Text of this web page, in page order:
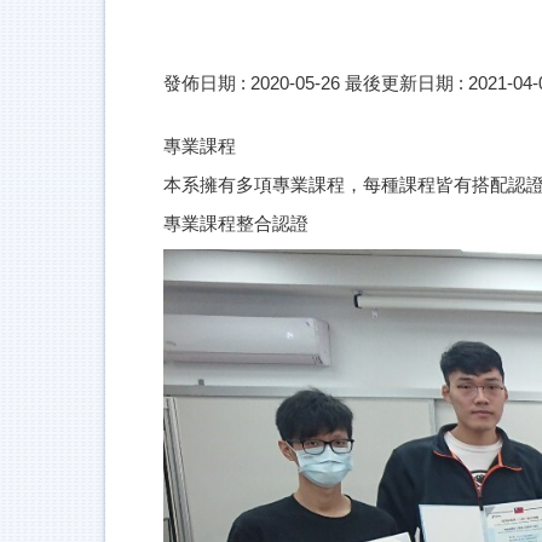
發佈日期 : 2020-05-26 最後更新日期 : 2021-04-
專業課程
本系擁有多項專業課程，每種課程皆有搭配認
專業課程整合認證